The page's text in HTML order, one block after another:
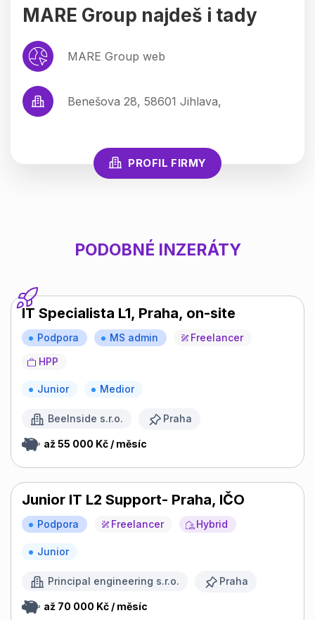
MARE Group najdeš i tady
MARE Group web
Benešova 28, 58601 Jihlava,
PROFIL FIRMY
PODOBNÉ INZERÁTY
IT Specialista L1, Praha, on-site
Podpora MS admin
Freelancer
HPP
Junior Medior
BeeInside s.r.o. Praha
až 55 000 Kč / měsíc
Junior IT L2 Support- Praha, IČO
Podpora Freelancer Hybrid
Junior
Principal engineering s.r.o. Praha
až 70 000 Kč / měsíc